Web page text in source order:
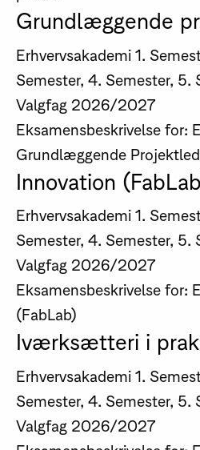
Grundlæggende
Erhvervsakademi 1.
Semester, 4. Semester, 5.
Valgfag 2026/2027
Eksamensbeskrivelse for:
Grundlæggende
Innovation
Erhvervsakademi 1.
Semester, 4. Semester, 5.
Valgfag 2026/2027
Eksamensbeskrivelse for:
(FabLab)
Iværksætteri i
Erhvervsakademi 1.
Semester, 4. Semester, 5.
Valgfag 2026/2027